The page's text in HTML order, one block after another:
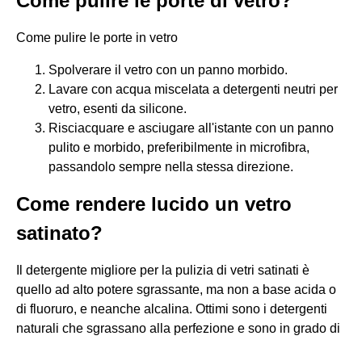
Come pulire le porte in vetro
Spolverare il vetro con un panno morbido.
Lavare con acqua miscelata a detergenti neutri per
vetro, esenti da silicone.
Risciacquare e asciugare all'istante con un panno
pulito e morbido, preferibilmente in microfibra,
passandolo sempre nella stessa direzione.
Come rendere lucido un vetro
satinato?
Il detergente migliore per la pulizia di vetri satinati è
quello ad alto potere sgrassante, ma non a base acida o
di fluoruro, e neanche alcalina. Ottimi sono i detergenti
naturali che sgrassano alla perfezione e sono in grado di